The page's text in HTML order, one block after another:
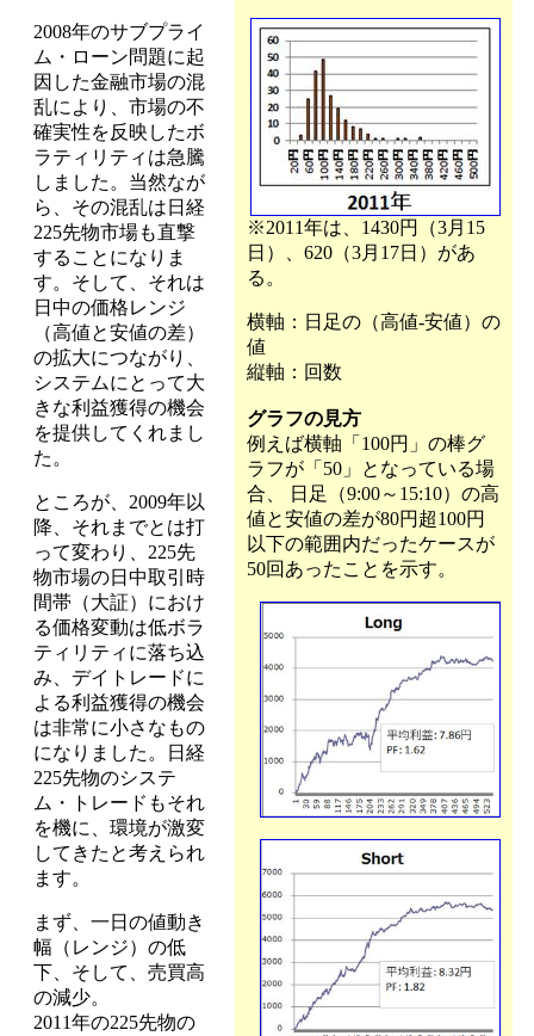
2008年のサブプライ
ム・ローン問題に起
因した金融市場の混
乱により、市場の不
確実性を反映したボ
ラティリティは急騰
しました。当然なが
ら、その混乱は日経
225先物市場も直撃
することになりま
す。そして、それは
日中の価格レンジ
（高値と安値の差）
の拡大につながり、
システムにとって大
きな利益獲得の機会
を提供してくれまし
た。
ところが、2009年以
降、それまでとは打
って変わり、225先
物市場の日中取引時
間帯（大証）におけ
る価格変動は低ボラ
ティリティに落ち込
み、デイトレードに
よる利益獲得の機会
は非常に小さなもの
になりました。日経
225先物のシステ
ム・トレードもそれ
を機に、環境が激変
してきたと考えられ
ます。
まず、一日の値動き
幅（レンジ）の低
下、そして、売買高
の減少。
2011年の225先物の
※2011年は、1430円（3月15
日）、620（3月17日）があ
る。
横軸：日足の（高値-安値）の
値
縦軸：回数
グラフの見方
例えば横軸「100円」の棒グ
ラフが「50」となっている場
合、 日足（9:00～15:10）の高
値と安値の差が80円超100円
以下の範囲内だったケースが
50回あったことを示す。